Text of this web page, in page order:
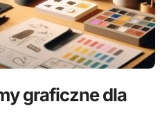
graficzne dla